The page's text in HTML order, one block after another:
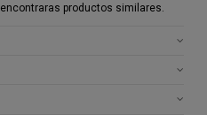
encontraras productos similares.